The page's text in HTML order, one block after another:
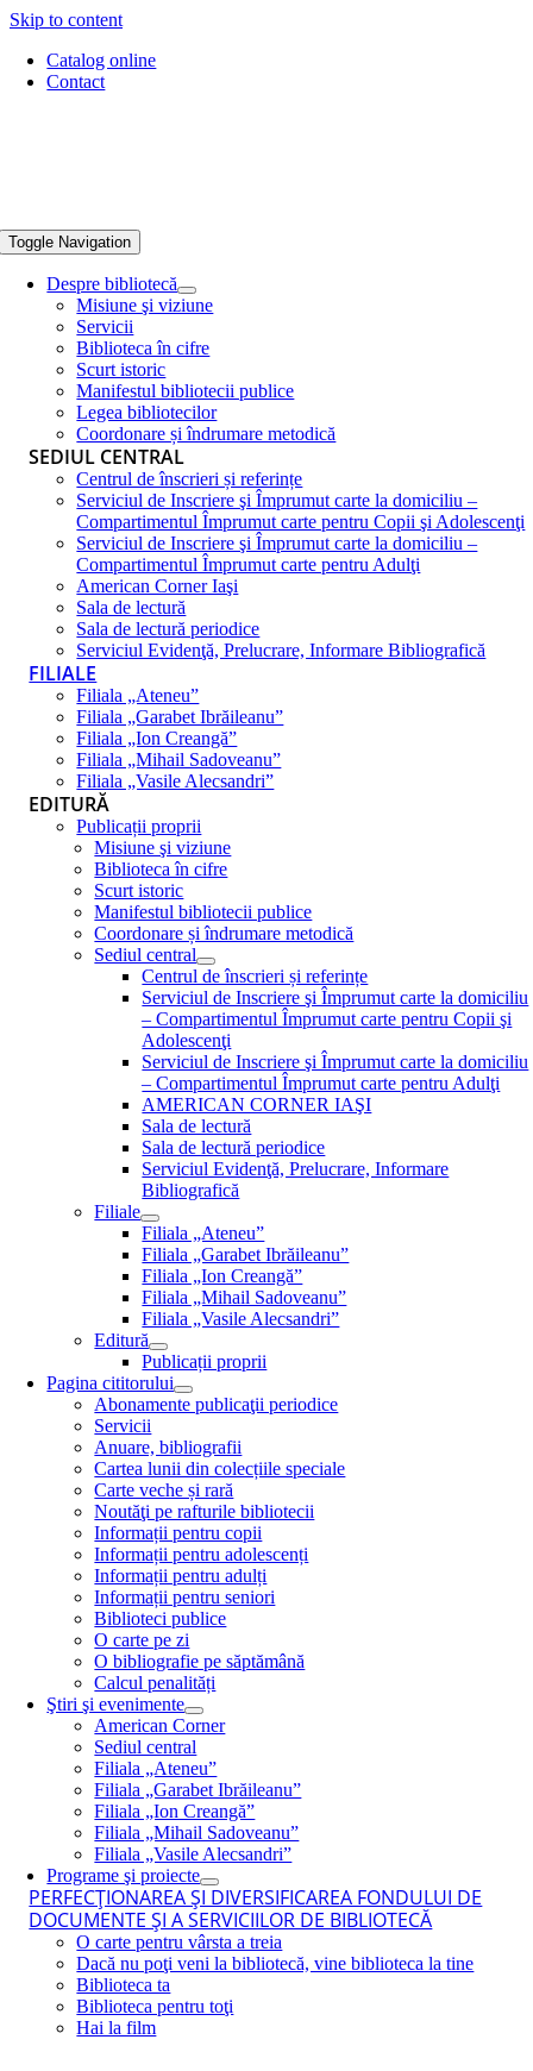
Skip to content
Catalog online
Contact
Toggle Navigation
Despre bibliotecă
Misiune şi viziune
Servicii
Biblioteca în cifre
Scurt istoric
Manifestul bibliotecii publice
Legea bibliotecilor
Coordonare și îndrumare metodică
SEDIUL CENTRAL
Centrul de înscrieri și referințe
Serviciul de Inscriere şi Împrumut carte la domiciliu –
Compartimentul Împrumut carte pentru Copii şi Adolescenţi
Serviciul de Inscriere şi Împrumut carte la domiciliu –
Compartimentul Împrumut carte pentru Adulţi
American Corner Iaşi
Sala de lectură
Sala de lectură periodice
Serviciul Evidenţă, Prelucrare, Informare Bibliografică
FILIALE
Filiala „Ateneu”
Filiala „Garabet Ibrăileanu”
Filiala „Ion Creangă”
Filiala „Mihail Sadoveanu”
Filiala „Vasile Alecsandri”
EDITURĂ
Publicații proprii
Misiune şi viziune
Biblioteca în cifre
Scurt istoric
Manifestul bibliotecii publice
Coordonare și îndrumare metodică
Sediul central
Centrul de înscrieri și referințe
Serviciul de Inscriere şi Împrumut carte la domiciliu
– Compartimentul Împrumut carte pentru Copii şi
Adolescenţi
Serviciul de Inscriere şi Împrumut carte la domiciliu
– Compartimentul Împrumut carte pentru Adulţi
AMERICAN CORNER IAŞI
Sala de lectură
Sala de lectură periodice
Serviciul Evidenţă, Prelucrare, Informare
Bibliografică
Filiale
Filiala „Ateneu”
Filiala „Garabet Ibrăileanu”
Filiala „Ion Creangă”
Filiala „Mihail Sadoveanu”
Filiala „Vasile Alecsandri”
Editură
Publicații proprii
Pagina cititorului
Abonamente publicaţii periodice
Servicii
Anuare, bibliografii
Cartea lunii din colecțiile speciale
Carte veche și rară
Noutăţi pe rafturile bibliotecii
Informații pentru copii
Informații pentru adolescenți
Informații pentru adulți
Informații pentru seniori
Biblioteci publice
O carte pe zi
O bibliografie pe săptămână
Calcul penalități
Ştiri şi evenimente
American Corner
Sediul central
Filiala „Ateneu”
Filiala „Garabet Ibrăileanu”
Filiala „Ion Creangă”
Filiala „Mihail Sadoveanu”
Filiala „Vasile Alecsandri”
Programe şi proiecte
PERFECŢIONAREA ŞI DIVERSIFICAREA FONDULUI DE
DOCUMENTE ŞI A SERVICIILOR DE BIBLIOTECĂ
O carte pentru vârsta a treia
Dacă nu poţi veni la bibliotecă, vine biblioteca la tine
Biblioteca ta
Biblioteca pentru toţi
Hai la film